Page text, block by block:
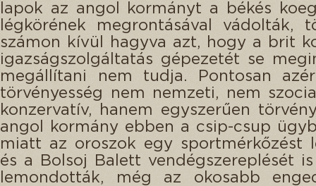
lapok az angol kormányt a békés
légkörének megrontásával vádolták,
számon kívül hagyva azt, hogy a brit
igazságszolgáltatás gépezetét se
megállítani nem tudja. Pontosan
törvényesség nem nemzeti, nem
konzervatív, hanem egyszerűen
angol kormány ebben a csip-csup
miatt az oroszok egy sportmérkőzést
és a Bolsoj Balett vendégszereplését
lemondották, még az okosabb